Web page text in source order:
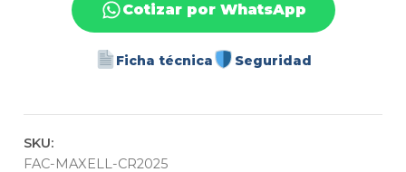
Cotizar por WhatsApp
Ficha técnica Seguridad
SKU:
FAC-MAXELL-CR2025